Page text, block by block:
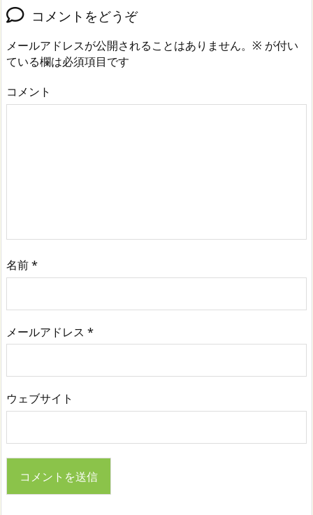
コメントをどうぞ
メールアドレスが公開されることはありません。 ※ が付い
ている欄は必須項目です
コメント
名前*
メールアドレス *
ウェブサイト